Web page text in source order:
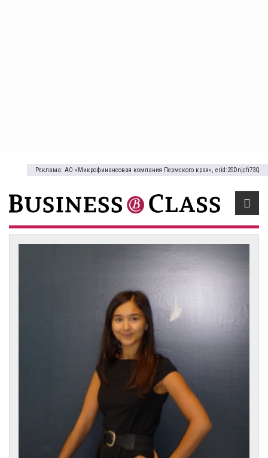
Реклама: АО «Микрофинансовая компания Пермского края», erid:2SDnjcfi73Q